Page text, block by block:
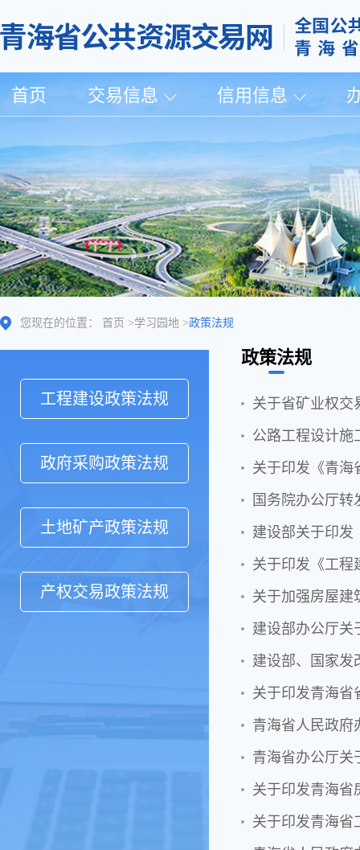
首页 交易信息 信用信息
您现在的位置： 首页 >学习园地 >政策法规
工程建设政策法规
政府采购政策法规
土地矿产政策法规
产权交易政策法规
政策法规
关于省矿业权交
公路工程设计施
关于印发《青海
国务院办公厅
建设部关于印发
关于印发《工程
关于印发青海省
青海省人民政府
关于印发青海省
关于印发青海省